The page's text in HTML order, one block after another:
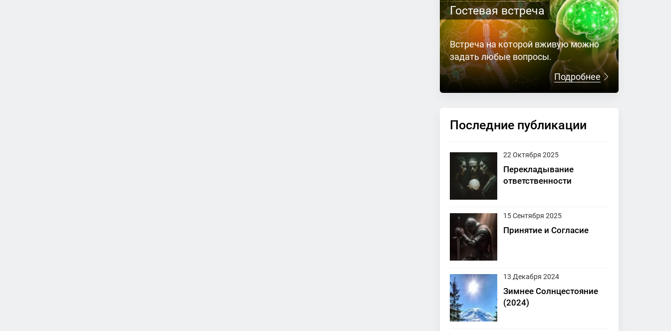
Гостевая встреча
Встреча на которой вживую можно
задать любые вопросы.
Подробнее
Последние публикации
22 Октября 2025
Перекладывание
ответственности
15 Сентября 2025
Принятие и Согласие
13 Декабря 2024
Зимнее Солнцестояние
(2024)